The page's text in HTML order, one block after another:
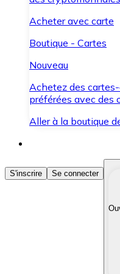
Acheter avec carte
Boutique - Cartes
Nouveau
Achetez des
préférées avec des
Aller à la boutique
Acheter des
Achetez les
Convertissez vos
S'inscrire Se connecter